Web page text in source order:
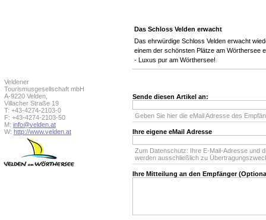
Veldener
Tourismusgesellschaft mbH
A-9220 Velden,
Villacher Straße 19
T: +43-4274-2103-0
F: +43-4274-2103-50
M: info@velden.at
W: http://www.velden.at
Das Schloss Velden erwacht
Das ehrwürdige Schloss Velden erwacht
einem der schönsten Plätze am Wörthersee
- Luxus pur am Wörthersee!
Sende diesen Artikel an:
Geben Sie hier die eMail Adresse des
Ihre eigene eMail Adresse
Zum Datenschutz: Ihre E-Mail-Adresse und
werden ausschließlich zu
Ihre Mitteilung an den Empfänger